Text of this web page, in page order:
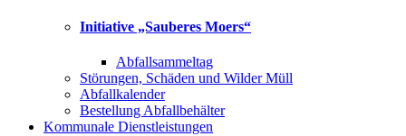
Initiative „Sauberes Moers“
Abfallsammeltag
Störungen, Schäden und Wilder Müll
Abfallkalender
Bestellung Abfallbehälter
Kommunale Dienstleistungen